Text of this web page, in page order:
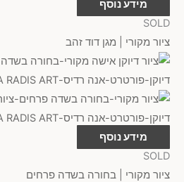
מידע נוסף
SOLD
ציור מקורי | מגן דוד זהב
מידע נוסף
SOLD
ציור מקורי | בחורה בשדה פרחים